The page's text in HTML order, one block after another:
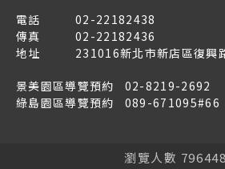
電話
02-22182438
傳真
02-22182436
地址
231016新北市新店區復興
景美園區導覽預約
02-8219-2692
綠島園區導覽預約
089-671095#66
瀏覽人數